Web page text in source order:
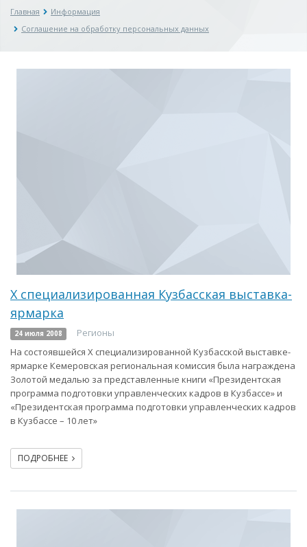
Главная
Информация
Соглашение на обработку персональных данных
Х специализированная Кузбасская выставка-
ярмарка
24 июля 2008
Регионы
На состоявшейся Х специализированной Кузбасской выставке-
ярмарке Кемеровская региональная комиссия была награждена
Золотой медалью за представленные книги «Президентская
программа подготовки управленческих кадров в Кузбассе» и
«Президентская программа подготовки управленческих кадров
в Кузбассе – 10 лет»
ПОДРОБНЕЕ